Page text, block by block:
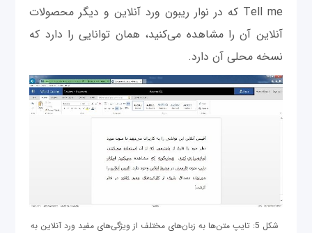
Tell me که در نوار ریبون ورد آنلاین و دیگر محصولات
آنلاین آن را مشاهده می‌کنید، همان توانایی را دارد که
نسخه محلی آن دارد.
شکل 5: تایپ متن‌ها به زبان‌های مختلف از ویژگی‌های مفید ورد آنلاین به